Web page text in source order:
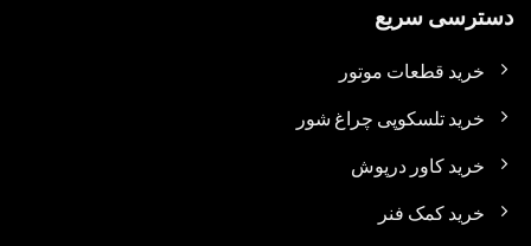
دسترسی سریع
خرید قطعات موتور
خرید تلسکوپی چراغ شور
خرید کاور درپوش
خرید کمک فنر